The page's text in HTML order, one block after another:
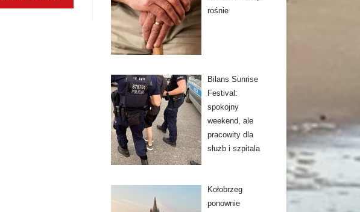
rośnie
Bilans Sunrise
Festival:
spokojny
weekend, ale
pracowity dla
służb i szpitala
Kołobrzeg
ponownie